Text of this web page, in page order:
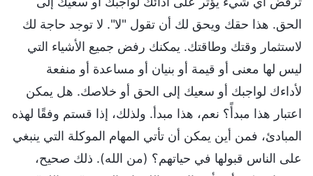
الحق. هذا حقك ويحق لك أن تقول "لا". لا توجد حاجة لك
لاستثمار وقتك وطاقتك. يمكنك رفض جميع الأشياء التي
ليس لها معنى أو قيمة أو بنيان أو مساعدة أو منفعة
لأداءك لواجبك أو سعيك إلى الحق أو خلاصك. هل يمكن
اعتبار هذا مبدأً؟ نعم، هذا مبدأ. ولذلك، إذا قستم وفقًا لهذه
المبادئ، فمن أين يمكن أن تأتي المهام الموكلة التي ينبغي
على الناس قبولها في حياتهم؟ (من الله). ذلك صحيح،